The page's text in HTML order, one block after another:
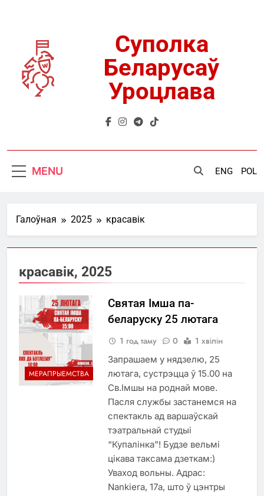
Суполка
Беларусаў
Уроцлава
ENG POL
MENU
Галоўная 2025 красавік
красавік, 2025
МЕРАПРЫЕМСТВА
Святая Імша па-
беларуску 25 лютага
1 год таму 0 1 хвілін
Запрашаем у нядзелю, 25
лютага, сустрэцца ў 15.00 на
Св.Імшы на роднай мове.
Пасля службы застанемся на
спектакль ад варшаўскай
тэатральнай студыі
“Купалінка”! Будзе вельмі
цікава таксама дзеткам:)
Уваход вольны. Адрас:
Nankiera, 17а, што ў цэнтры